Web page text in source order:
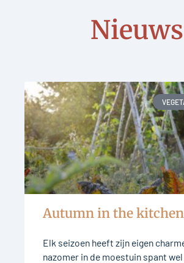
Nieuws
Autumn in the
Elk seizoen heeft zijn eigen
nazomer in de moestuin spant